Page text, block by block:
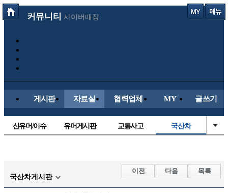
커뮤니티 사이버매장
게시판 자료실 협력업체 MY 글쓰기
신유머/이슈 유머게시판 교통사고 국산차
자유사진 군사/무기
트럭/버스
국산차게시판
이전 다음 목록